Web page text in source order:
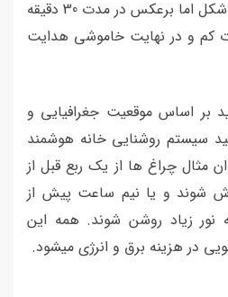
هنگام خواب نیز به همین شکل اما برعکس در مدت 30 دقیقه
کم و در نهایت خاموشی هدایت
بر اساس موقعیت جغرافیایی و
سیستم روشنایی خانه هوشمند
مثال چراغ ها از یک ربع قبل از
شوند و یا نیم ساعت پیش از
نور زیاد روشن شوند. همه این
در هزینه برق و انرژی میشود.